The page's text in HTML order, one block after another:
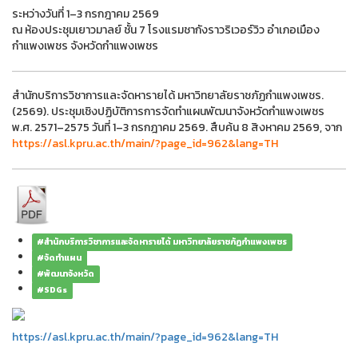
ระหว่างวันที่ 1–3 กรกฎาคม 2569
ณ ห้องประชุมเยาวมาลย์ ชั้น 7 โรงแรมชากังราวริเวอร์วิว อำเภอเมือง
กำแพงเพชร จังหวัดกำแพงเพชร
สำนักบริการวิชาการและจัดหารายได้ มหาวิทยาลัยราชภัฏกำแพงเพชร.
(2569). ประชุมเชิงปฏิบัติการการจัดทำแผนพัฒนาจังหวัดกำแพงเพชร
พ.ศ. 2571–2575 วันที่ 1–3 กรกฎาคม 2569. สืบค้น 8 สิงหาคม 2569, จาก
https://asl.kpru.ac.th/main/?page_id=962&lang=TH
#สำนักบริการวิชาการและจัดหารายได้ มหาวิทยาลัยราชภัฏกำแพงเพชร
#จัดทำแผน
#พัฒนาจังหวัด
#SDGs
https://asl.kpru.ac.th/main/?page_id=962&lang=TH